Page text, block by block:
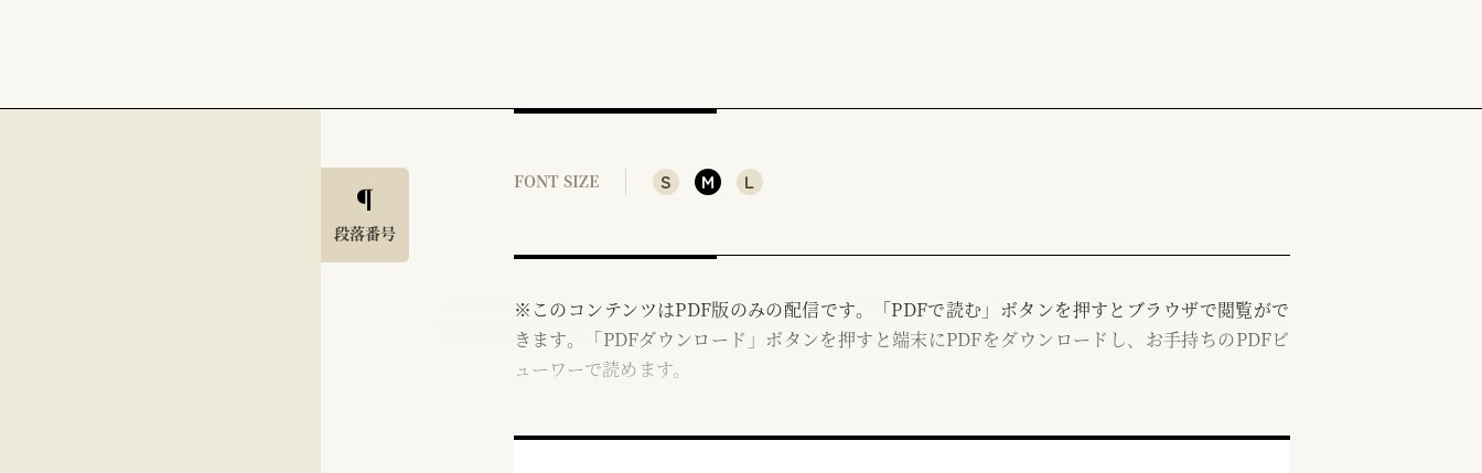
段落番号
FONT SIZE S M L
※このコンテンツはPDF版のみの配信です。「PDFで読む」ボタンを押すとブラウザで閲覧がで
きます。「PDFダウンロード」ボタンを押すと端末にPDFをダウンロードし、お手持ちのPDFビ
ューワーで読めます。